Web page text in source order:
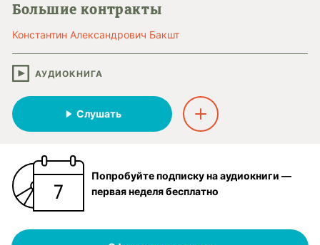
Большие контракты
Константин Александрович Бакшт
АУДИОКНИГА
Слушать
Попробуйте подписку на аудиокниги —
первая неделя бесплатно